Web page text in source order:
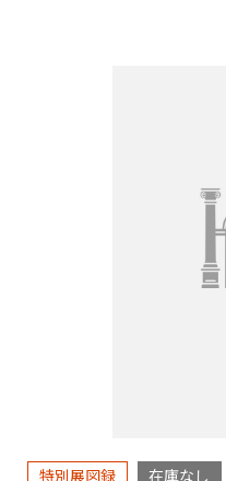
特別展図録 在庫なし